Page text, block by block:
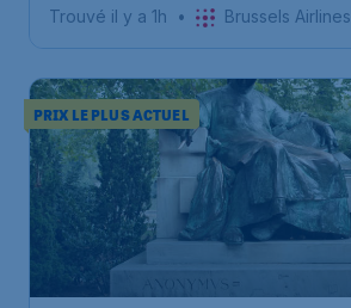
Ferenc Liszt
Trouvé il y a 1h • Brussels Airlines
PRIX LE PLUS ACTUEL